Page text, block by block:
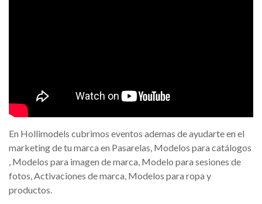
En Hollimodels cubrimos eventos ademas de ayudarte en el
marketing de tu marca en Pasarelas, Modelos para catálogos
, Modelos para imagen de marca, Modelo para sesiones de
fotos, Activaciones de marca, Modelos para ropa y
productos.